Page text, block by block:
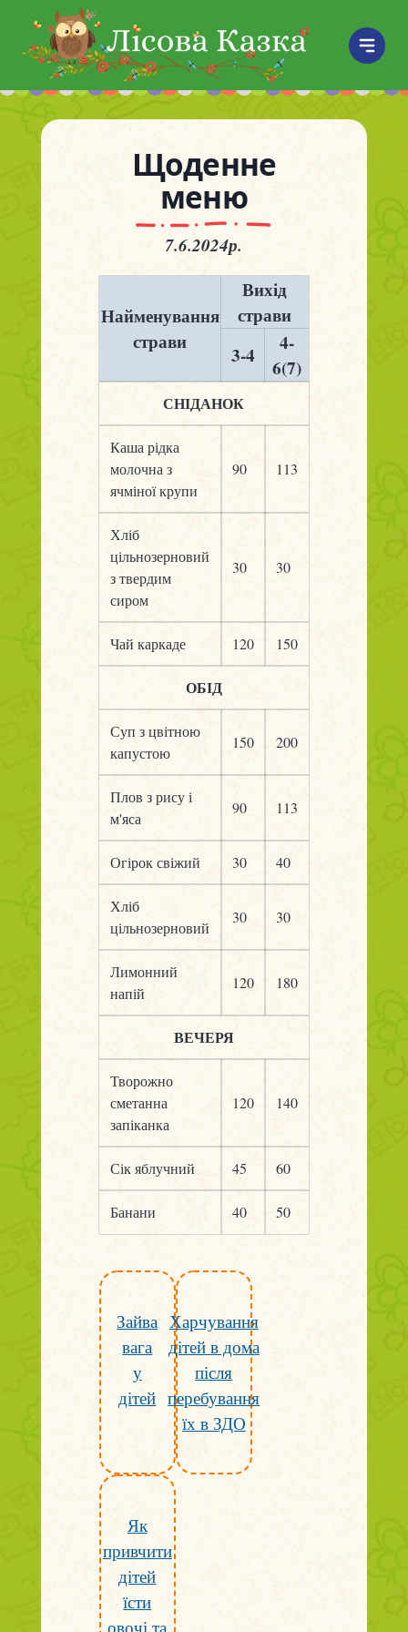
Щоденне
меню
7.6.2024р.
Найменування
страви
Вихід
страви
3-4
4-
6(7)
СНІДАНОК
Каша рідка
молочна з
ячміної крупи
90 113
Хліб
цільнозерновий
з твердим
сиром
30 30
Чай каркаде 120 150
ОБІД
Суп з цвітною
капустою
150 200
Плов з рису і
м'яса
90 113
Огірок свіжий 30 40
Хліб
цільнозерновий
30 30
Лимонний
напій
120 180
ВЕЧЕРЯ
Творожно
сметанна
запіканка
120 140
Сік яблучний 45 60
Банани 40 50
Зайва
вага
у
дітей
Харчування
дітей в дома
після
перебування
їх в ЗДО
Як
привчити
дітей
їсти
овочі та